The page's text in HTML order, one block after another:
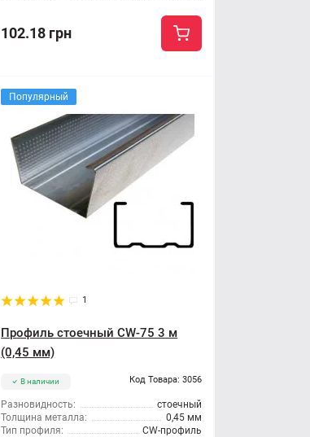
102.18 грн
Популярный
1
Профиль стоечный CW-75 3 м
(0,45 мм)
В наличии Код Товара: 3056
Разновидность:
стоечный
Толщина металла:
0,45 мм
Тип профиля:
CW-профиль